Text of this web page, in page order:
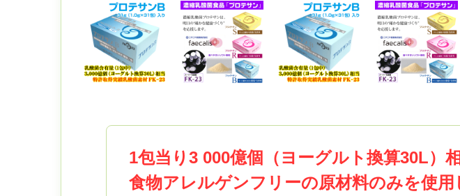
1包当り3 000億個（ヨーグルト換算30L）
食物アレルゲンフリーの原材料のみを使用